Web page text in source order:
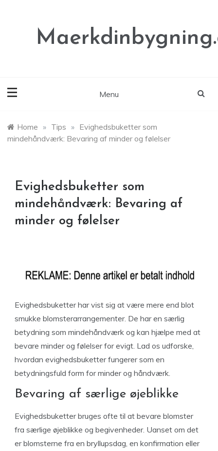
Menu
Home » Tips » Evighedsbuketter som
mindehåndværk: Bevaring af minder og følelser
Evighedsbuketter som
mindehåndværk: Bevaring af
minder og følelser
Evighedsbuketter har vist sig at være mere end blot
smukke blomsterarrangementer. De har en særlig
betydning som mindehåndværk og kan hjælpe med at
bevare minder og følelser for evigt. Lad os udforske,
hvordan evighedsbuketter fungerer som en
betydningsfuld form for minder og håndværk.
Bevaring af særlige øjeblikke
Evighedsbuketter bruges ofte til at bevare blomster
fra særlige øjeblikke og begivenheder. Uanset om det
er blomsterne fra en bryllupsdag, en konfirmation eller